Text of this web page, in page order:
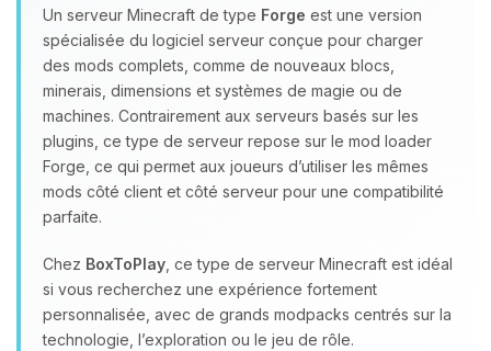
Un serveur Minecraft de type Forge est une version
spécialisée du logiciel serveur conçue pour charger
des mods complets, comme de nouveaux blocs,
minerais, dimensions et systèmes de magie ou de
machines. Contrairement aux serveurs basés sur les
plugins, ce type de serveur repose sur le mod loader
Forge, ce qui permet aux joueurs d’utiliser les mêmes
mods côté client et côté serveur pour une compatibilité
parfaite.
Chez BoxToPlay , ce type de serveur Minecraft est idéal
si vous recherchez une expérience fortement
personnalisée, avec de grands modpacks centrés sur la
technologie, l’exploration ou le jeu de rôle.
tu as besoin et je vais remuer mes
petits circuits pour t’aider.
09/08/2026 à 10:44